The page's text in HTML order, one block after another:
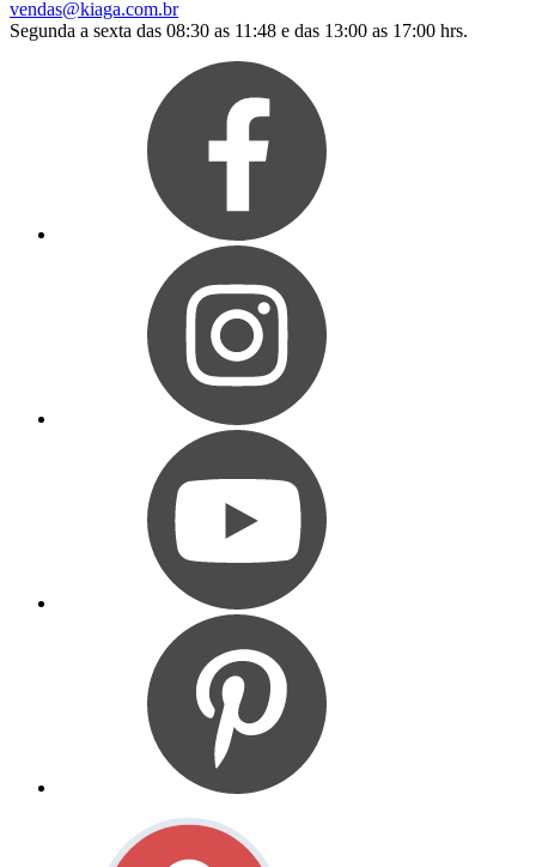
vendas@kiaga.com.br
Segunda a sexta das 08:30 as 11:48 e das 13:00 as 17:00 hrs.